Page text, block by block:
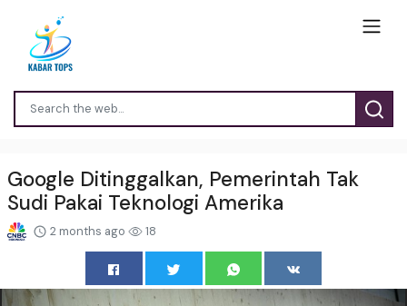
Google Ditinggalkan, Pemerintah Tak
Sudi Pakai Teknologi Amerika
2 months ago 18